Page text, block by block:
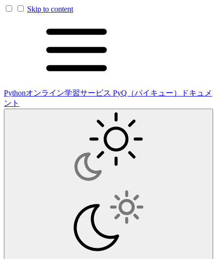
Skip to content
Pythonオンライン学習サービス PyQ（パイキュー）ドキュメ
ント